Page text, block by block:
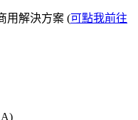
用解決方案 (可點我前往